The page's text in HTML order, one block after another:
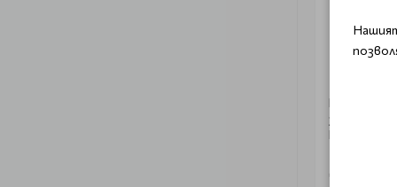
за мъже
Reshade
€ 8.33